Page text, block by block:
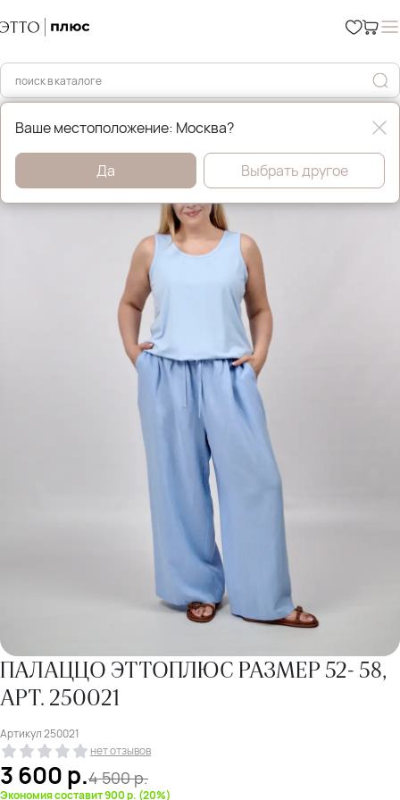
Главная Брюки и джинсы
ПАЛАЦЦО ЭТТОПЛЮС РАЗМЕР 52- 58,
АРТ. 250021
Артикул250021
нет отзывов
3 600р.4 500р.
Экономия составит 900 р. (20%)
Ваше местоположение: Москва?
Да Выбрать другое